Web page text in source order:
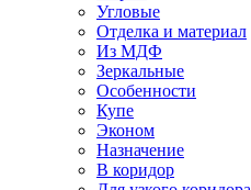
Угловые
Отделка и материал
Из МДФ
Зеркальные
Особенности
Купе
Эконом
Назначение
В коридор